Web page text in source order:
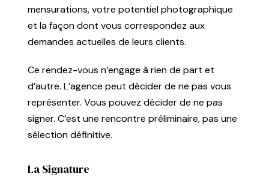
mensurations, votre potentiel photographique
et la façon dont vous correspondez aux
demandes actuelles de leurs clients.
Ce rendez-vous n’engage à rien de part et
d’autre. L’agence peut décider de ne pas vous
représenter. Vous pouvez décider de ne pas
signer. C’est une rencontre préliminaire, pas une
sélection définitive.
La Signature